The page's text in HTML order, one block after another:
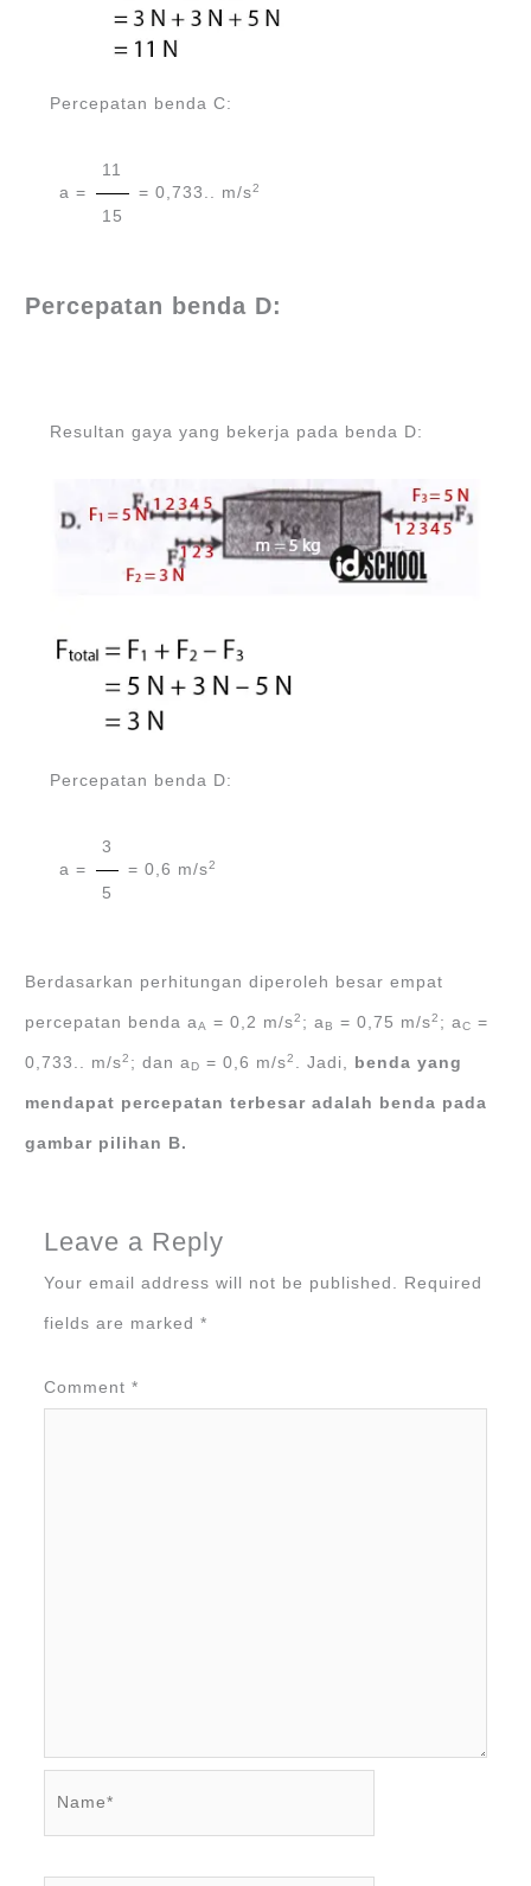
Percepatan benda C:
a =
11
15
= 0,733.. m/s2
Percepatan benda D:
Resultan gaya yang bekerja pada benda D:
Percepatan benda D:
a =
3
5
= 0,6 m/s2
Berdasarkan perhitungan diperoleh besar empat
percepatan benda aA = 0,2 m/s2 ; a B = 0,75 m/s2 ; aC =
0,733.. m/s2 ; dan a D = 0,6 m/s2 . Jadi, benda yang
mendapat percepatan terbesar adalah benda pada
gambar pilihan B.
Leave a Reply
Your email address will not be published. Required
fields are marked *
Comment *